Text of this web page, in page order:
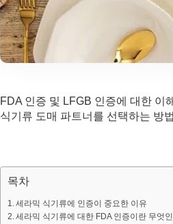
FDA 인증 및 LFGB 인증에 대한 이
식기류 도매 파트너를 선택하는 방
목차
세라믹 식기류에 인증이 중요한 이유
세라믹 식기류에 대한 FDA 인증이란 무엇